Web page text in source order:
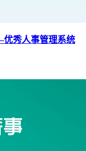
秀人事管理系统